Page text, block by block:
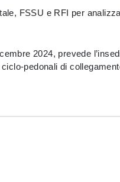
FSSU e RFI per
2024, prevede
pedonali di